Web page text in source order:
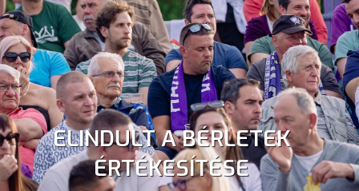
ELINDULT A BÉRLETEK
ÉRTÉKESÍTÉSE